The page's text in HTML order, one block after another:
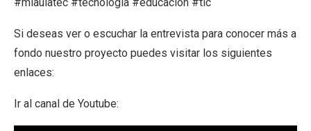
Si deseas ver o escuchar la entrevista para conocer más a
fondo nuestro proyecto puedes visitar los siguientes
enlaces:
Ir al canal de Youtube: